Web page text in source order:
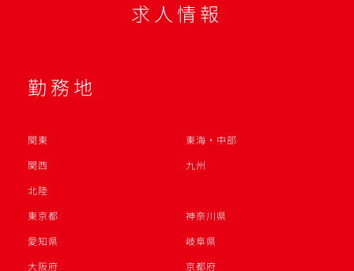
求人情報
勤務地
関東
東海・中部
関西
九州
北陸
東京都
神奈川県
愛知県
岐阜県
大阪府
京都府